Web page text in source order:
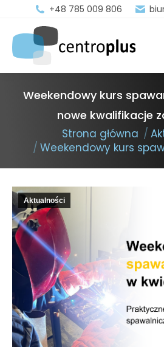
+48 785 009 806
Weekendowy kurs
nowe kwalifikacje
You are here:Strona główna
Weekendowy kurs
Aktualności